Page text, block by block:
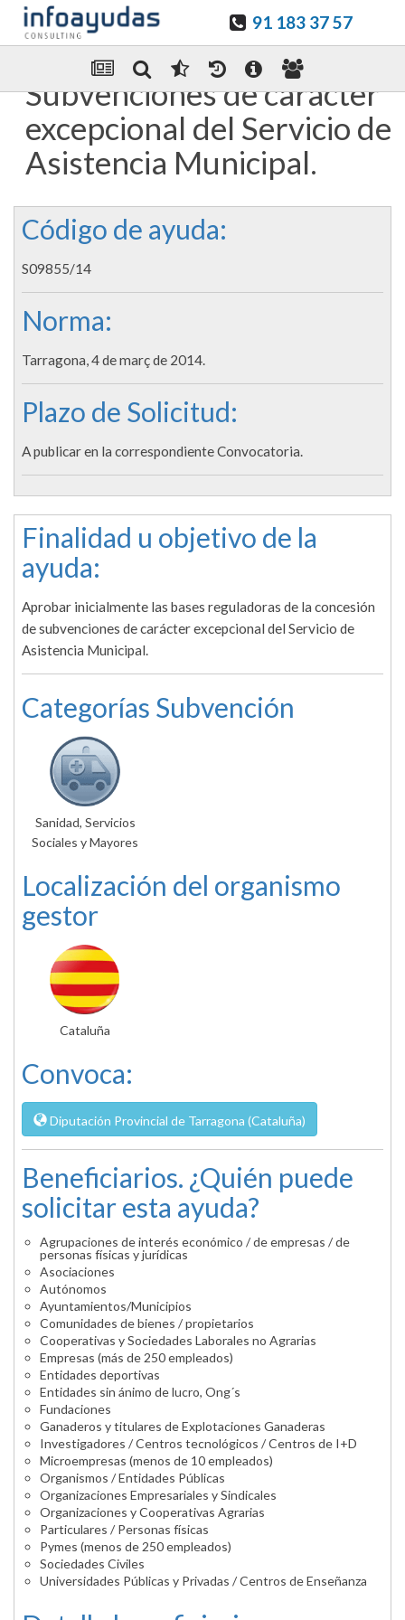
91 183 37 57
Enviar Por email
Subvenciones de caracter
excepcional del Servicio de
Asistencia Municipal.
Código de ayuda:
S09855/14
Norma:
Tarragona, 4 de març de 2014.
Plazo de Solicitud:
A publicar en la correspondiente Convocatoria.
Finalidad u objetivo de la
ayuda:
Aprobar inicialmente las bases reguladoras de la concesión
de subvenciones de carácter excepcional del Servicio de
Asistencia Municipal.
Categorías Subvención
Sanidad, Servicios
Sociales y Mayores
Localización del organismo
gestor
Cataluña
Convoca:
Diputación Provincial de Tarragona (Cataluña)
Beneficiarios. ¿Quién puede
solicitar esta ayuda?
Agrupaciones de interés económico / de empresas / de
personas físicas y jurídicas
Asociaciones
Autónomos
Ayuntamientos/Municipios
Comunidades de bienes / propietarios
Cooperativas y Sociedades Laborales no Agrarias
Empresas (más de 250 empleados)
Entidades deportivas
Entidades sin ánimo de lucro, Ong´s
Fundaciones
Ganaderos y titulares de Explotaciones Ganaderas
Investigadores / Centros tecnológicos / Centros de I+D
Microempresas (menos de 10 empleados)
Organismos / Entidades Públicas
Organizaciones Empresariales y Sindicales
Organizaciones y Cooperativas Agrarias
Particulares / Personas físicas
Pymes (menos de 250 empleados)
Sociedades Civiles
Universidades Públicas y Privadas / Centros de Enseñanza